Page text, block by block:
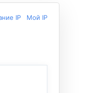
IP Мой IP